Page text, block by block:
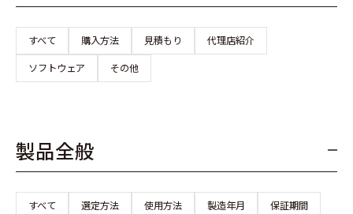
すべて 購入方法 見積もり
代理店紹介
ソフトウェア
その他
製品全般
すべて 選定方法 使用方法 製造年月
保証期間